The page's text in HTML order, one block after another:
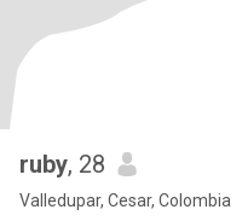
ruby, 28
Valledupar, Cesar, Colombia